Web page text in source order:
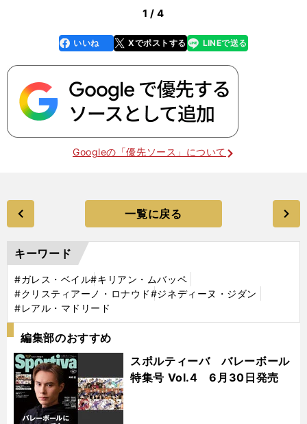
1 / 4
faceboo
k
いいね Xでポストする
line LINEで送る
Googleの「優先ソース」について
一覧に戻る
キーワード
#ガレス・ベイル#キリアン・ムバッペ
#クリスティアーノ・ロナウド#ジネディーヌ・ジダン
#レアル・マドリード
編集部のおすすめ
スポルティーバ バレーボール
特集号 Vol.4 6月30日発売